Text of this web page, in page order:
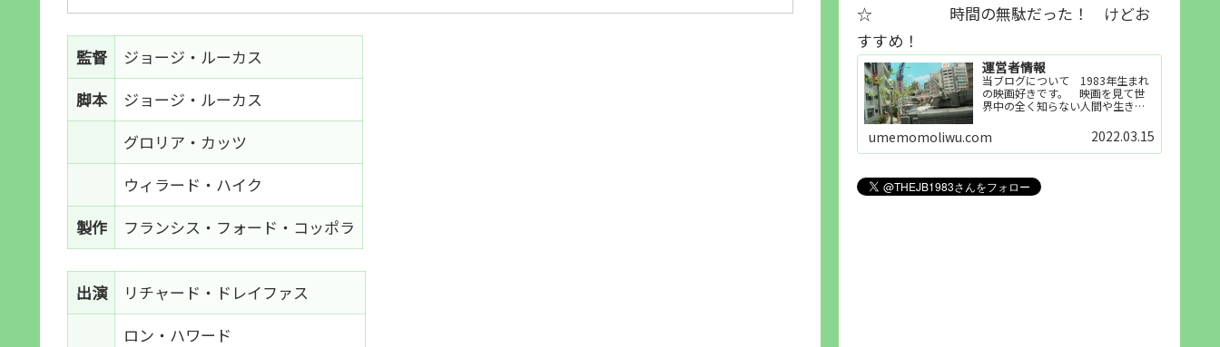
監督
ジョージ・ルーカス
脚本
ジョージ・ルーカス
グロリア・カッツ
ウィラード・ハイク
製作
フランシス・フォード・コッポラ
出演
リチャード・ドレイファス
ロン・ハワード
☆ 時間の無駄だった！ けどお
すすめ！
運営者情報
当ブログについて 1983年生まれ
の映画好きです。 映画を見て世
界中の全く知らない人間や生き物
世界知らない世界に触れることが
好きで映画を見てます。「映画を
見られれば幸福度を高い」とわか
umemomoliwu.com 2022.03.15